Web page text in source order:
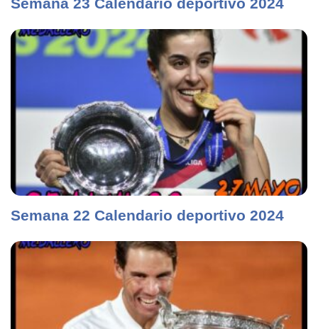
Semana 22 Calendario deportivo 2024